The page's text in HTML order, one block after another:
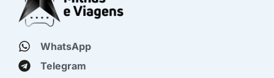
WhatsApp
Telegram